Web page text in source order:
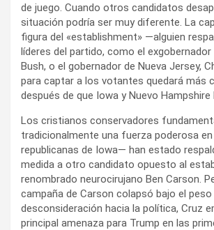
de juego. Cuando otros candidatos
situación podría ser muy diferente. La
figura del «establishment» —alguien
líderes del partido, como el exgobernador
Bush, o el gobernador de Nueva Jersey,
para captar a los votantes quedará más
después de que Iowa y Nuevo Hampshire
Los cristianos conservadores
tradicionalmente una fuerza poderosa
republicanas de Iowa— han estado
medida a otro candidato opuesto al
renombrado neurocirujano Ben Carson.
campaña de Carson colapsó bajo el peso
desconsideración hacia la política, Cruz
principal amenaza para Trump en las